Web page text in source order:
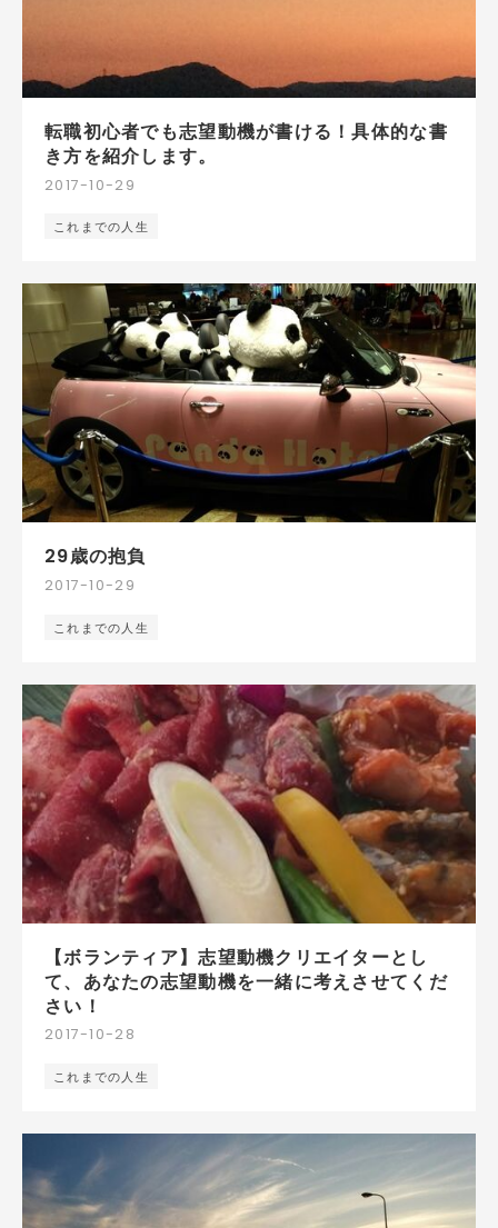
2017-10-29
転職初心者でも志望動機が書ける！具体的な書
き方を紹介します。
これまでの人生
2017-10-29
29歳の抱負
これまでの人生
2017-10-28
【ボランティア】志望動機クリエイターとし
て、あなたの志望動機を一緒に考えさせてくだ
さい！
これまでの人生